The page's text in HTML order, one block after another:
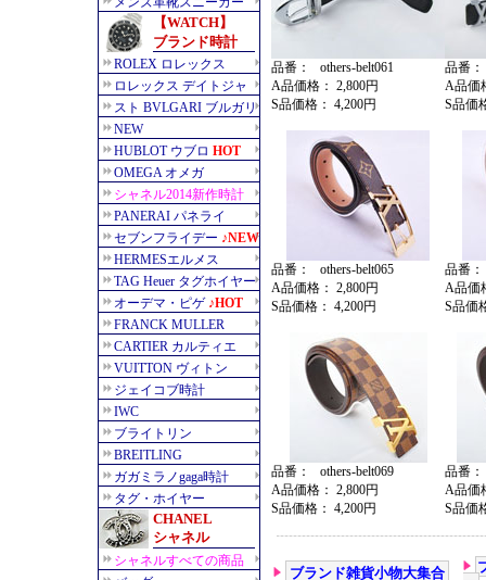
品番： others-belt061
A品価格： 2,800円
S品価格： 4,200円
品番：
A品価
S品価
品番： others-belt065
A品価格： 2,800円
S品価格： 4,200円
品番：
A品価
S品価
品番： others-belt069
A品価格： 2,800円
S品価格： 4,200円
品番：
A品価
S品価